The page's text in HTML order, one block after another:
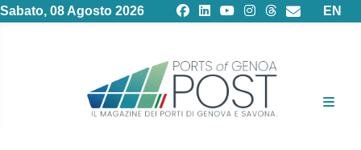
Sabato, 08 Agosto 2026 EN